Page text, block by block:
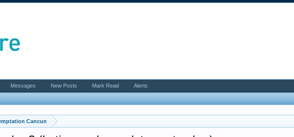
Cancun
Messages New Posts Mark Read Alerts